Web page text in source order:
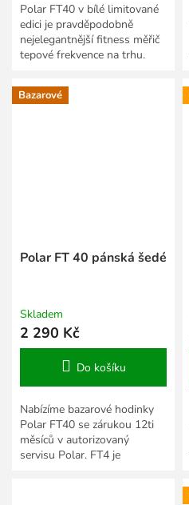
Polar FT40 v bílé limitované
edici je pravděpodobně
nejelegantnější fitness měřič
tepové frekvence na trhu.
příjemný řemínek...
Bazarové
Polar FT 40 pánská šedé
Skladem
2 290 Kč
Do košíku
Nabízíme bazarové hodinky
Polar FT40 se zárukou 12ti
měsíců v autorizovaný
servisu Polar. FT4 je